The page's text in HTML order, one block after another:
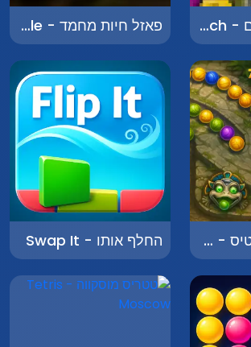
התאמת דרקונים - Dragon Match פאזל חיות מחמד - Pet Puzzle
באבלס באטלנטיס - Bubbles Atlantis החלף אותו - Swap It